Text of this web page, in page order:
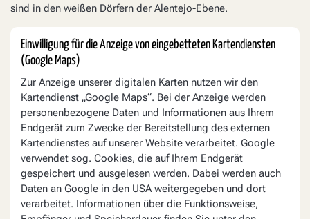
sind in den weißen Dörfern der Alentejo-Ebene.
Einwilligung für die Anzeige von eingebetteten Kartendiensten
(Google Maps)
Zur Anzeige unserer digitalen Karten nutzen wir den
Kartendienst „Google Maps“. Bei der Anzeige werden
personenbezogene Daten und Informationen aus Ihrem
Endgerät zum Zwecke der Bereitstellung des externen
Kartendienstes auf unserer Website verarbeitet. Google
verwendet sog. Cookies, die auf Ihrem Endgerät
gespeichert und ausgelesen werden. Dabei werden auch
Daten an Google in den USA weitergegeben und dort
verarbeitet. Informationen über die Funktionsweise,